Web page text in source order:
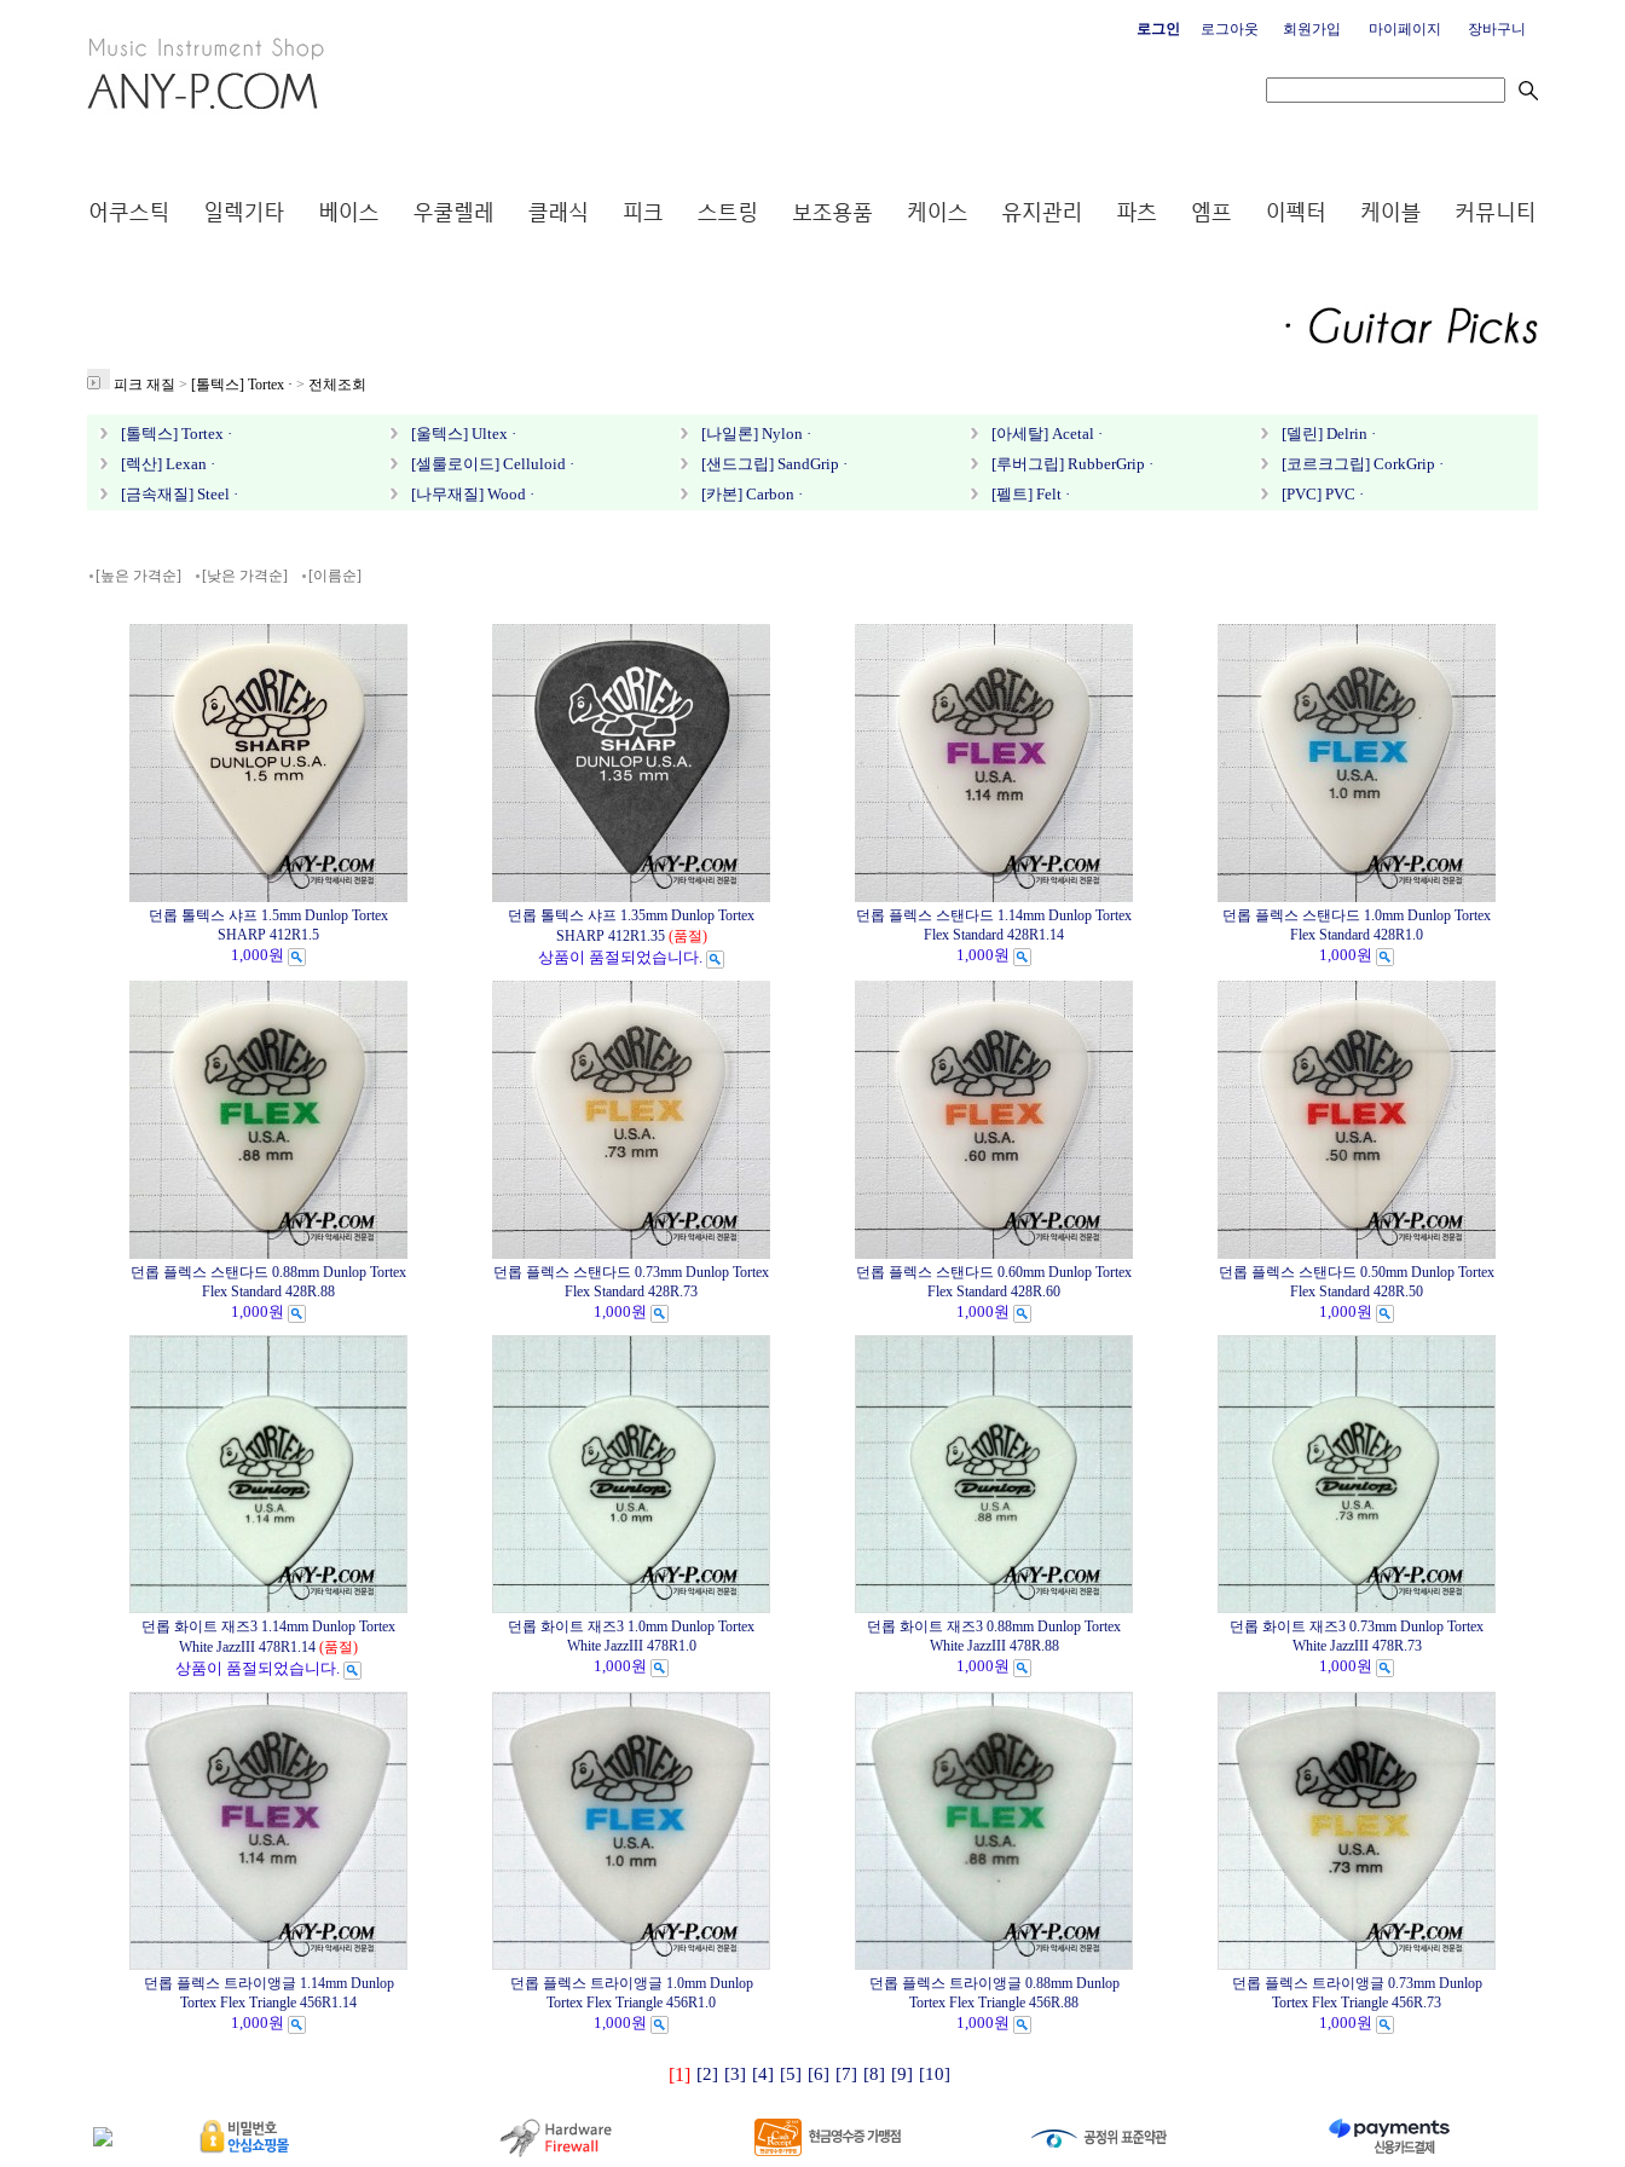
로그인 로그아웃 회원가입 마이페이지 장바구니
피크 재질 > [톨텍스] Tortex · > 전체조회
[톨텍스] Tortex · [울텍스] Ultex · [나일론] Nylon · [아세탈] Acetal ·
[델린] Delrin ·
[렉산] Lexan ·
[셀룰로이드] Celluloid · [샌드그립] SandGrip · [루버그립] RubberGrip ·
[코르크그립] CorkGrip ·
[금속재질] Steel ·
[나무재질] Wood · [카본] Carbon · [펠트] Felt · [PVC] PVC ·
[높은 가격순] [낮은 가격순] [이름순]
던롭 톨텍스 샤프 1.5mm Dunlop Tortex
SHARP 412R1.5
1,000원
던롭 톨텍스 샤프 1.35mm Dunlop Tortex
SHARP 412R1.35 (품절)
상품이 품절되었습니다.
던롭 플렉스 스탠다드 1.14mm Dunlop Tortex
Flex Standard 428R1.14
1,000원
던롭 플렉스 스탠다드 1.0mm Dunlop Tortex
Flex Standard 428R1.0
1,000원
던롭 플렉스 스탠다드 0.88mm Dunlop Tortex
Flex Standard 428R.88
1,000원
던롭 플렉스 스탠다드 0.73mm Dunlop Tortex
Flex Standard 428R.73
1,000원
던롭 플렉스 스탠다드 0.60mm Dunlop Tortex
Flex Standard 428R.60
1,000원
던롭 플렉스 스탠다드 0.50mm Dunlop Tortex
Flex Standard 428R.50
1,000원
던롭 화이트 재즈3 1.14mm Dunlop Tortex
White JazzIII 478R1.14 (품절)
상품이 품절되었습니다.
던롭 화이트 재즈3 1.0mm Dunlop Tortex
White JazzIII 478R1.0
1,000원
던롭 화이트 재즈3 0.88mm Dunlop Tortex
White JazzIII 478R.88
1,000원
던롭 화이트 재즈3 0.73mm Dunlop Tortex
White JazzIII 478R.73
1,000원
던롭 플렉스 트라이앵글 1.14mm Dunlop
Tortex Flex Triangle 456R1.14
1,000원
던롭 플렉스 트라이앵글 1.0mm Dunlop
Tortex Flex Triangle 456R1.0
1,000원
던롭 플렉스 트라이앵글 0.88mm Dunlop
Tortex Flex Triangle 456R.88
1,000원
던롭 플렉스 트라이앵글 0.73mm Dunlop
Tortex Flex Triangle 456R.73
1,000원
[1] [2] [3] [4] [5] [6] [7] [8] [9] [10]